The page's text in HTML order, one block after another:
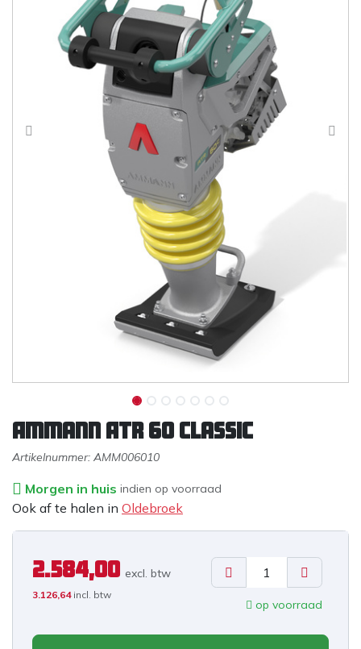
Ammann ATR 60 Classic
Artikelnummer: AMM006010
Morgen in huis indien op voorraad
Ook af te halen in Oldebroek
2.584,00 excl. btw
3.126,64 incl. btw
op voorraad